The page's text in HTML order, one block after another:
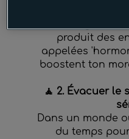
et rechargeras
produit des
appelées
boostent ton
🧘 2. Évacuer le
Dans un monde
du temps